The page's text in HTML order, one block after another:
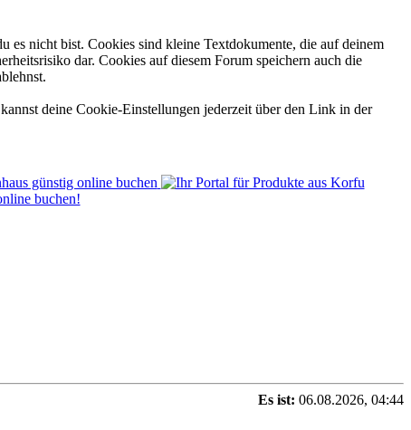
es nicht bist. Cookies sind kleine Textdokumente, die auf deinem
dar. Cookies auf diesem Forum speichern auch die
deine Cookie-Einstellungen jederzeit über den Link in der
Es ist: 06.08.2026, 04:44